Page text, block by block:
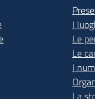
I
Le
Le
I
La